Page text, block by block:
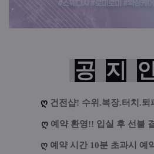
공 지
ღ 건전샵! 수위.복장.터치.퇴
ღ 예약 환영!! 입실 후 선불
ღ 예약 시간 10분 초과시 예